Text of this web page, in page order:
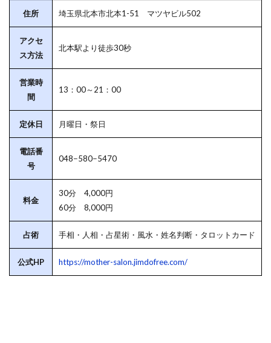
住所 埼玉県北本市北本1-51 マツヤビル502
アクセ
ス方法
北本駅より徒歩30秒
営業時
間
13：00～21：00
定休日 月曜日・祭日
電話番
号
048−580−5470
料金
30分 4,000円
60分 8,000円
占術 手相・人相・占星術・風水・姓名判断・タロットカード
公式HP https://mother-salon.jimdofree.com/